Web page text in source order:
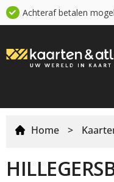
Achteraf betalen
Home >